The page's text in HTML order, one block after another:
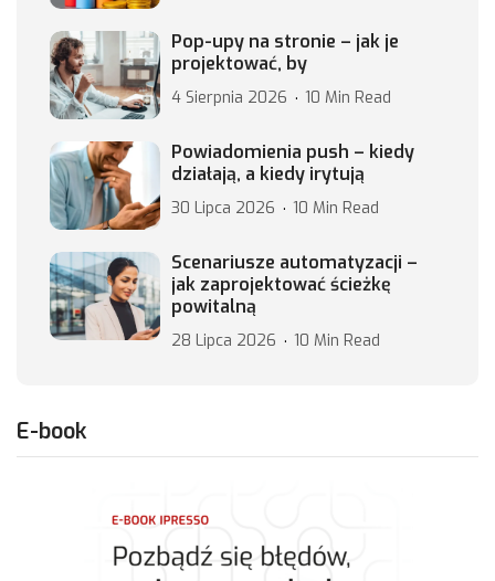
Pop-upy na stronie – jak je
projektować, by
4 Sierpnia 2026 10 Min Read
Powiadomienia push – kiedy
działają, a kiedy irytują
30 Lipca 2026 10 Min Read
Scenariusze automatyzacji –
jak zaprojektować ścieżkę
powitalną
28 Lipca 2026 10 Min Read
E-book